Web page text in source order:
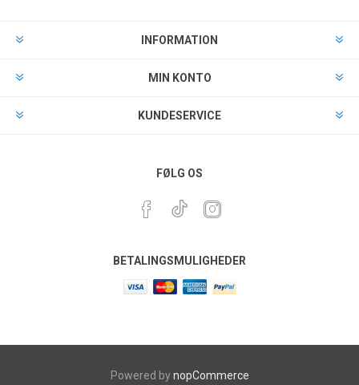
INFORMATION
MIN KONTO
KUNDESERVICE
FØLG OS
BETALINGSMULIGHEDER
Powered bynopCommerce